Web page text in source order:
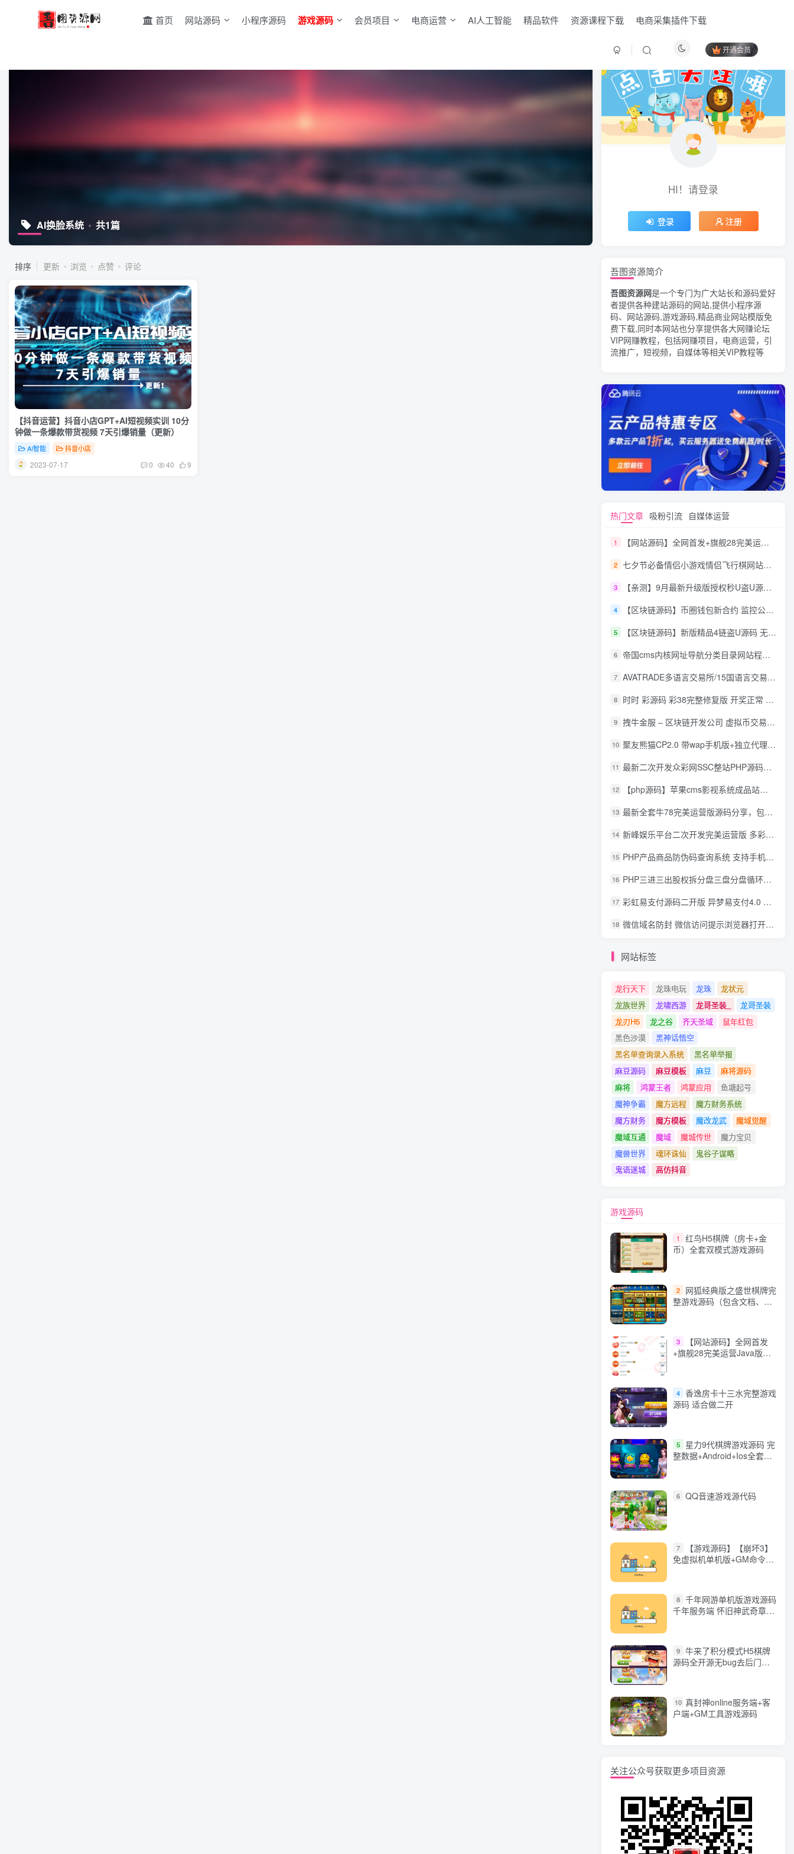
首页 网站源码 小程序源码 游戏源码 会员项目 电商运营 AI人工智能 精品软件 资源课程下载 电商采集插件下载
开通会员
AI换脸系统 共1篇
排序 更新 浏览 点赞 评论
【抖音运营】抖音小店GPT+AI短视频实训 10分
钟做一条爆款带货视频 7天引爆销量（更新）
AI智能 抖音小店
2023-07-17 0 40 9
HI！请登录
登录 注册
HI！请登录
登录 注册
吾图资源简介
吾图资源网是一个专门为广大站长和源码爱好
者提供各种建站源码的网站,提供小程序源
码、网站源码,游戏源码,精品商业网站模版免
费下载,同时本网站也分享提供各大网赚论坛
VIP网赚教程，包括网赚项目，电商运营，引
流推广，短视频，自媒体等相关VIP教程等
热门文章 吸粉引流 自媒体运营
1 【网站源码】全网首发+旗舰28完美运营Java版高仿28圈+彩种丰富+机器人+眯牌
2 七夕节必备情侣小游戏情侣飞行棋网站源码
3 【亲测】9月最新升级版授权秒U盗U源码/四链盗U源码/自带提币接口
4 【区块链源码】币圈钱包新合约 监控公链转账地址 尾数模拟转账数据生成 0 U攻击带安装说明
5 【区块链源码】新版精品4链盗U源码 无限开代理模式 后台 代理数据可看 包含搭建教程
6 帝国cms内核网址导航分类目录网站程序源码
7 AVATRADE多语言交易所/15国语言交易所/合约交易/期权交易/币币交易/申购/矿机/风控/前端wap/pc纯源码/带搭建教程
8 时时 彩源码 彩38完整修复版 开奖正常 带手机wap
9 拽牛金服 – 区块链开发公司 虚拟币交易系统 虚拟币交易平台开发 虚拟币ico众
10 聚友熊猫CP2.0 带wap手机版+独立代理后台+整站打包全开源
11 最新二次开发众彩网SSC整站PHP源码+WAP手机版+KJ采集器+集成云端在线充值
12 【php源码】苹果cms影视系统成品站打包+电影先生6.1.1模板优化版+15W+数据
13 最新全套牛78完美运营版源码分享，包含了资源组件+脚本程序
14 新峰娱乐平台二次开发完美运营版 多彩种多玩法 代理分红+积分兑换
15 PHP产品商品防伪码查询系统 支持手机防假验证网站建设 防伪码自动生成 批量导入
16 PHP三进三出股权拆分盘三盘分盘循环拆分系统源码
17 彩虹易支付源码二开版 异梦易支付4.0 可对接官方/易支付/码支付 去除后门 美化用户中心
18 微信域名防封 微信访问提示浏览器打开 非微信访问直接打开预防域名被封域名被封包换服务
网站标签
龙行天下 龙珠电玩 龙珠
龙状元
龙族世界
龙啸西游 龙哥圣装_
龙哥圣装
龙刃H5
龙之谷 齐天圣域
鼠年红包
黑色沙漠
黑神话悟空
黑名单查询录入系统
黑名单举报
麻豆源码
麻豆模板 麻豆
麻将源码
麻将
鸿蒙王者 鸿蒙应用
鱼塘起号
魔神争霸
魔方远程
魔方财务系统
魔方财务
魔方模板 魔改龙武
魔域觉醒
魔域互通
魔域 魔城传世
魔力宝贝
魔兽世界
魂环诛仙
鬼谷子谋略
鬼语迷城
高仿抖音
游戏源码
1
红鸟H5棋牌（房卡+金
币）全套双模式游戏源码
2
网狐经典版之盛世棋牌完
整游戏源码（包含文档、架
3
【网站源码】全网首发
+旗舰28完美运营Java版高
4 香逸房卡十三水完整游戏
源码 适合做二开
5
星力9代棋牌游戏源码 完
整数据+Android+Ios全套
6 QQ音速游戏源代码
7
【游戏源码】【崩坏3】
免虚拟机单机版+GM命令
8 千年网游单机版游戏源码
千年服务端 怀旧神武奇章一
9 牛来了积分模式H5棋牌
源码全开源无bug去后门无
10 真封神online服务端+客
户端+GM工具游戏源码
关注公众号获取更多项目资源